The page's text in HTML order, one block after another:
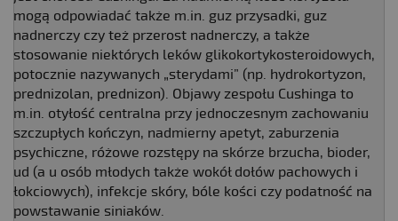
mogą odpowiadać także m.in. guz przysadki, guz
nadnerczy czy też przerost nadnerczy, a także
stosowanie niektórych leków glikokortykosteroidowych,
potocznie nazywanych „sterydami” (np. hydrokortyzon,
prednizolan, prednizon). Objawy zespołu Cushinga to
m.in. otyłość centralna przy jednoczesnym zachowaniu
szczupłych kończyn, nadmierny apetyt, zaburzenia
psychiczne, różowe rozstępy na skórze brzucha, bioder,
ud (a u osób młodych także wokół dołów pachowych i
łokciowych), infekcje skóry, bóle kości czy podatność na
powstawanie siniaków.